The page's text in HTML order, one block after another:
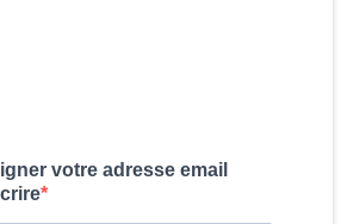
votre adresse email